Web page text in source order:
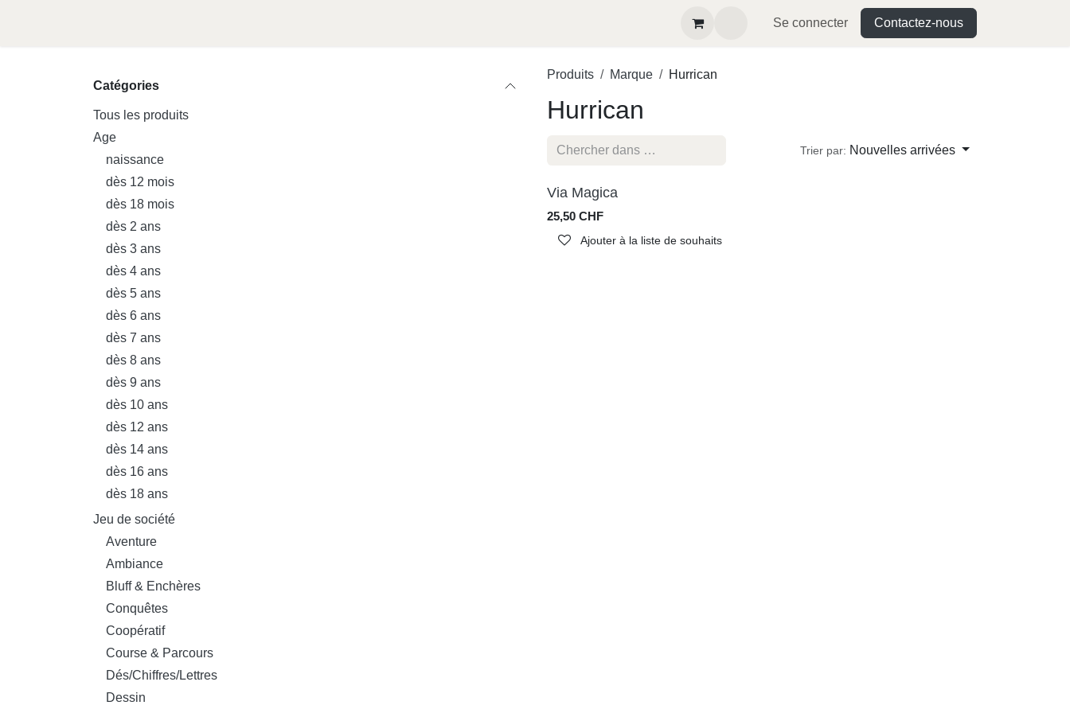
Se connecter Contactez-nous
Catégories
Tous les produits
Age
naissance
dès 12 mois
dès 18 mois
dès 2 ans
dès 3 ans
dès 4 ans
dès 5 ans
dès 6 ans
dès 7 ans
dès 8 ans
dès 9 ans
dès 10 ans
dès 12 ans
dès 14 ans
dès 16 ans
dès 18 ans
Jeu de société
Aventure
Ambiance
Bluff & Enchères
Conquêtes
Coopératif
Course & Parcours
Dés/Chiffres/Lettres
Dessin
Produits Marque Hurrican
Hurrican
Trier par: Nouvelles arrivées
Via Magica
25,50CHF
Ajouter à la liste de souhaits